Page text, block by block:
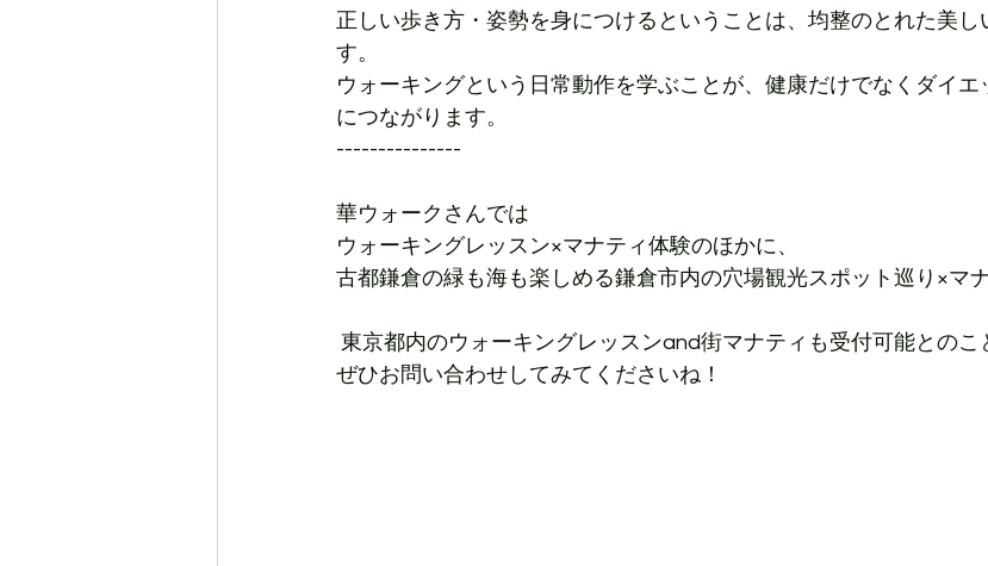
正しい歩き方・姿勢を身につけるということは、均整のとれた美し
す。
ウォーキングという日常動作を学ぶことが、健康だけでなくダイエ
につながります。
---------------
華ウォークさんでは
ウォーキングレッスン×マナティ体験のほかに、
古都鎌倉の緑も海も楽しめる鎌倉市内の穴場観光スポット巡り×マ
東京都内のウォーキングレッスンand街マナティも受付可能とのこ
ぜひお問い合わせしてみてくださいね！